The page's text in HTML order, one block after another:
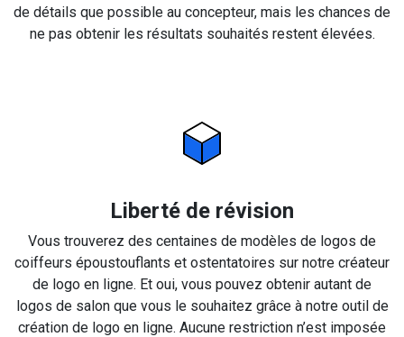
de détails que possible au concepteur, mais les chances de
ne pas obtenir les résultats souhaités restent élevées.
Liberté de révision
Vous trouverez des centaines de modèles de logos de
coiffeurs époustouflants et ostentatoires sur notre créateur
de logo en ligne. Et oui, vous pouvez obtenir autant de
logos de salon que vous le souhaitez grâce à notre outil de
création de logo en ligne. Aucune restriction n’est imposée